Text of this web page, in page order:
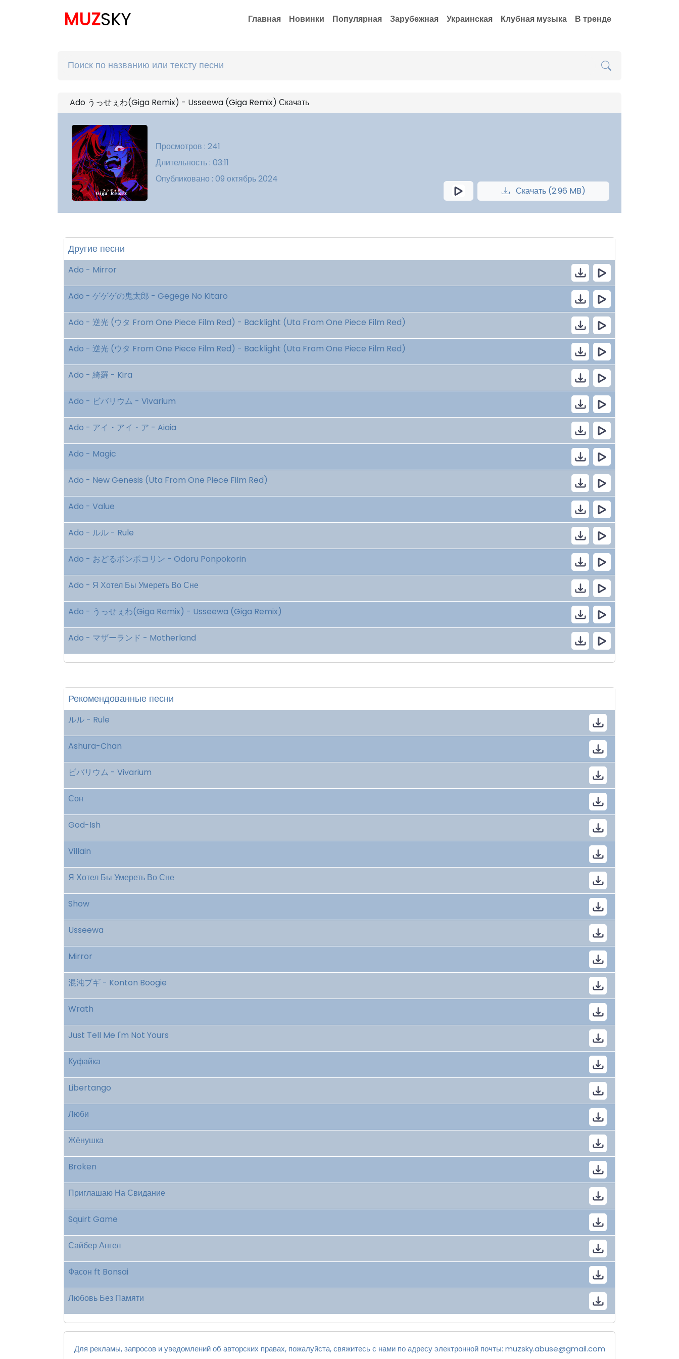
MUZSKY Главная Новинки Популярная Зарубежная Украинская Клубная музыка В тренде
Ado うっせぇわ(Giga Remix) - Usseewa (Giga Remix) Скачать
Просмотров : 241
Длительность : 03:11
Опубликовано : 09 октябрь 2024
Скачать (2.96 MB)
Другие песни
Ado - Mirror
Ado - ゲゲゲの鬼太郎 - Gegege No Kitaro
Ado - 逆光 (ウタ From One Piece Film Red) - Backlight (Uta From One Piece Film Red)
Ado - 逆光 (ウタ From One Piece Film Red) - Backlight (Uta From One Piece Film Red)
Ado - 綺羅 - Kira
Ado - ビバリウム - Vivarium
Ado - アイ・アイ・ア - Aiaia
Ado - Magic
Ado - New Genesis (Uta From One Piece Film Red)
Ado - Value
Ado - ルル - Rule
Ado - おどるポンポコリン - Odoru Ponpokorin
Ado - Я Хотел Бы Умереть Во Сне
Ado - うっせぇわ(Giga Remix) - Usseewa (Giga Remix)
Ado - マザーランド - Motherland
Рекомендованные песни
ルル - Rule
Ashura-Chan
ビバリウム - Vivarium
Сон
God-Ish
Villain
Я Хотел Бы Умереть Во Сне
Show
Usseewa
Mirror
混沌ブギ - Konton Boogie
Wrath
Just Tell Me I'm Not Yours
Куфайка
Libertango
Люби
Жёнушка
Broken
Приглашаю На Свидание
Squirt Game
Сайбер Ангел
Фасон ft Bonsai
Любовь Без Памяти
Для рекламы, запросов и уведомлений об авторских правах, пожалуйста, свяжитесь с нами по адресу электронной почты: muzsky.abuse@gmail.com